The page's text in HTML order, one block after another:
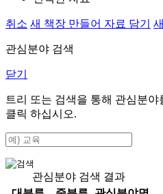
취소 새 책장 만들어 자료 담기
관심분야 검색
닫기
트리 또는 검색을 통해 관심분야
클릭 하십시오.
관심분야 검색 결과